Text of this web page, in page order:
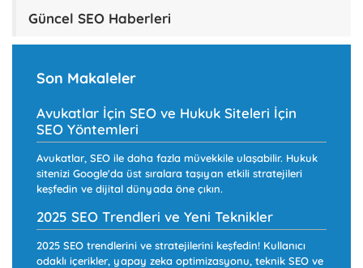
Güncel SEO Haberleri
Son Makaleler
Avukatlar İçin SEO ve Hukuk Siteleri İçin
SEO Yöntemleri
Avukatlar, SEO ile daha fazla müvekkile ulaşabilir. Hukuk
sitenizi Google'da üst sıralara taşıyan etkili stratejileri
keşfedin ve dijital dünyada öne çıkın.
2025 SEO Trendleri ve Yeni Teknikler
2025 SEO trendlerini ve stratejilerini keşfedin! Kullanıcı
odaklı içerikler, yapay zeka optimizasyonu, teknik SEO ve